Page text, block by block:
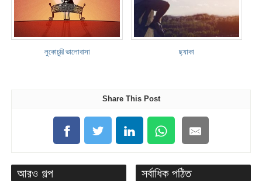
লুকোচুরি ভালোবাসা ছ্যাকা
Share This Post
আরও গল্প সর্বাধিক পঠিত